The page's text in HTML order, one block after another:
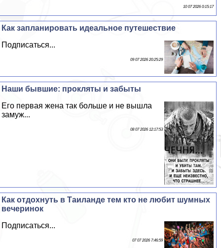
10 07 2026 0:15:17
Как запланировать идеальное путешествие
Подписаться...
09 07 2026 20:25:29
Наши бывшие: прокляты и забыты
Его первая жена так больше и не вышла
замуж...
08 07 2026 12:17:53
Как отдохнуть в Таиланде тем кто не любит шумных
вечеринок
Подписаться...
07 07 2026 7:46:59